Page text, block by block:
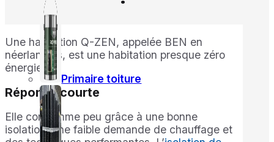
Primaire toiture
Une habitation Q-ZEN, appelée BEN en
néerlandais, est une habitation presque zéro
énergie.
Réponse courte
Elle consomme peu grâce à une bonne
isolation, une faible demande de chauffage et